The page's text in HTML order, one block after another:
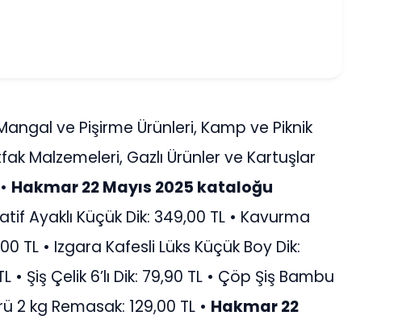
ve Pişirme Ürünleri, Kamp ve Piknik
Malzemeleri, Gazlı Ürünler ve Kartuşlar
Hakmar 22 Mayıs 2025 kataloğu
Ayaklı Küçük Dik: 349,00 TL • Kavurma
TL • Izgara Kafesli Lüks Küçük Boy Dik:
• Şiş Çelik 6’lı Dik: 79,90 TL • Çöp Şiş Bambu
2 kg Remasak: 129,00 TL • Hakmar 22